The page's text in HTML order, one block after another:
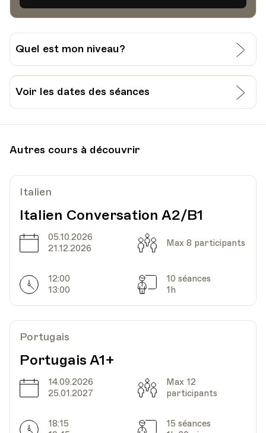
Quel est mon niveau?
J’évalue moi-même mon niveau:
Grille pour l’auto-évaluation du CECR
Lausanne:
Voir les dates des séances
Lieu1005, Lausanne
Date
08.06.2022 Heure
18.30
Lieu
1005, Lausanne
Av. de Cour 33
Autres cours à découvrir
Italien
Italien Conversation A2/B1
Date
05.10.2026
21.12.2026
Capacité
Max 8 participants
Horarires
12:00
13:00
Séances
10 séances
1h
Portugais
Portugais A1+
Date
14.09.2026
25.01.2027
Capacité
Max 12
participants
Horarires
18:15
Séances
15 séances